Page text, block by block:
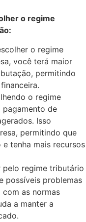
o regime
o regime
você terá maior
permitindo
o regime
de
Isso
permitindo que
tenha mais recursos
regime tributário
possíveis problemas
as normas
a manter a